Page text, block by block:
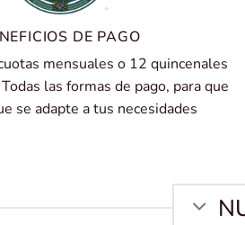
DE PAGO
mensuales o 12 quincenales
las formas de pago, para que
se adapte a tus necesidades